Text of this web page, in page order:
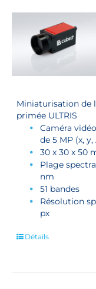
Miniaturisation de
primée ULTRIS
Caméra
de 5 MP (x, y,
30 x 30 x 50
Plage
nm
51 bandes
Résolution
px
Détails